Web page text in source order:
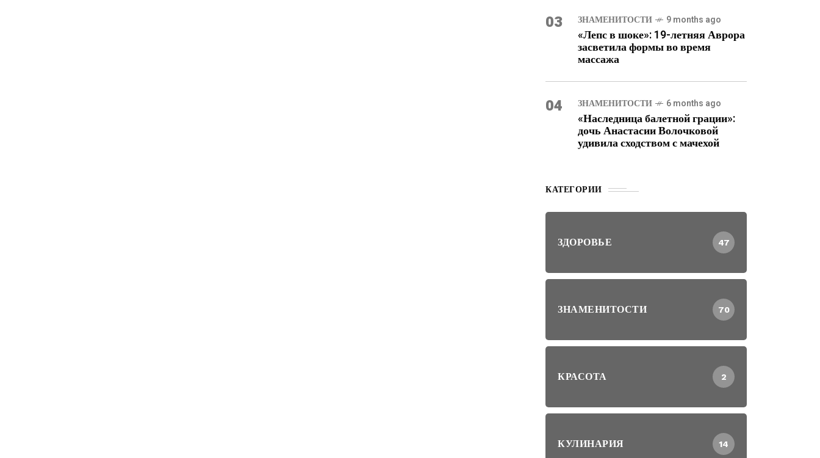
03 ЗНАМЕНИТОСТИ 9 months ago
«Лепс в шоке»: 19-летняя Аврора
засветила формы во время
массажа
04 ЗНАМЕНИТОСТИ 6 months ago
«Наследница балетной грации»:
дочь Анастасии Волочковой
удивила сходством с мачехой
КАТЕГОРИИ
ЗДОРОВЬЕ 47
ЗНАМЕНИТОСТИ 70
КРАСОТА 2
КУЛИНАРИЯ 14